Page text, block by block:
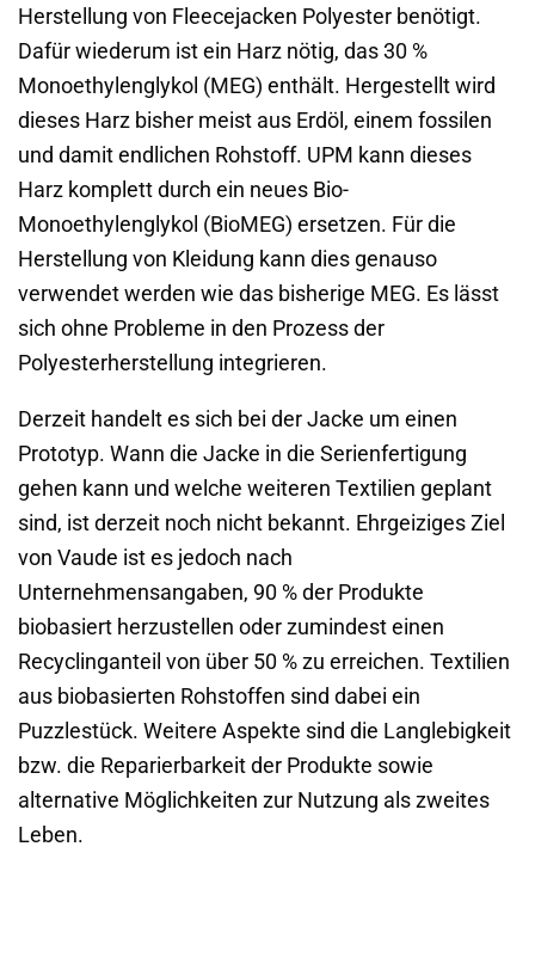
Herstellung von Fleecejacken Polyester benötigt.
Dafür wiederum ist ein Harz nötig, das 30 %
Monoethylenglykol (MEG) enthält. Hergestellt wird
dieses Harz bisher meist aus Erdöl, einem fossilen
und damit endlichen Rohstoff. UPM kann dieses
Harz komplett durch ein neues Bio-
Monoethylenglykol (BioMEG) ersetzen. Für die
Herstellung von Kleidung kann dies genauso
verwendet werden wie das bisherige MEG. Es lässt
sich ohne Probleme in den Prozess der
Polyesterherstellung integrieren.
Derzeit handelt es sich bei der Jacke um einen
Prototyp. Wann die Jacke in die Serienfertigung
gehen kann und welche weiteren Textilien geplant
sind, ist derzeit noch nicht bekannt. Ehrgeiziges Ziel
von Vaude ist es jedoch nach
Unternehmensangaben, 90 % der Produkte
biobasiert herzustellen oder zumindest einen
Recyclinganteil von über 50 % zu erreichen. Textilien
aus biobasierten Rohstoffen sind dabei ein
Puzzlestück. Weitere Aspekte sind die Langlebigkeit
bzw. die Reparierbarkeit der Produkte sowie
alternative Möglichkeiten zur Nutzung als zweites
Leben.